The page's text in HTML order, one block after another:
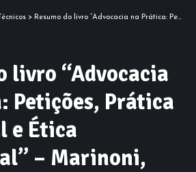
Técnicos > Resumo do livro “Advocacia na Prática: Petições, Prática Processual e Ética Profissional” – Marinoni, Arenhart e Mitidiero
livro “Advocacia
Petições, Prática
e Ética
– Marinoni,